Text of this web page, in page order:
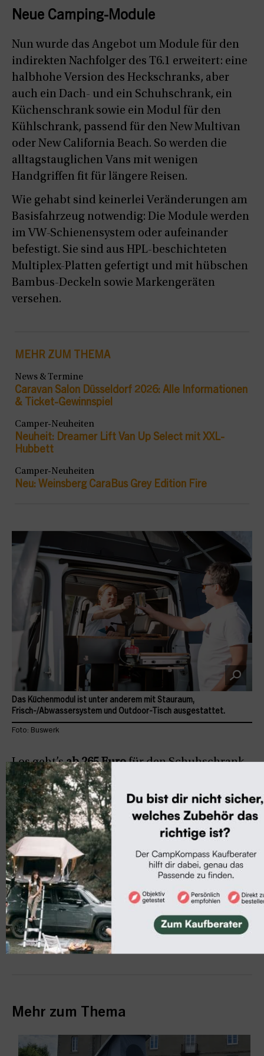
Neue Camping-Module
Nun wurde das Angebot um Module für den
indirekten Nachfolger des T6.1 erweitert: eine
halbhohe Version des Heckschranks, aber
auch ein Dach- und ein Schuhschrank, ein
Küchenschrank sowie ein Modul für den
Kühlschrank, passend für den New Multivan
oder New California Beach. So werden die
alltagstauglichen Vans mit wenigen
Handgriffen fit für längere Reisen.
Wie gehabt sind keinerlei Veränderungen am
Basisfahrzeug notwendig: Die Module werden
im VW-Schienensystem oder aufeinander
befestigt. Sie sind aus HPL-beschichteten
Multiplex-Platten gefertigt und mit hübschen
Bambus-Deckeln sowie Markengeräten
versehen.
MEHR ZUM THEMA
News & Termine
Caravan Salon Düsseldorf 2026: Alle Informationen
& Ticket-Gewinnspiel
Camper-Neuheiten
Neuheit: Dreamer Lift Van Up Select mit XXL-
Hubbett
Camper-Neuheiten
Neu: Weinsberg CaraBus Grey Edition Fire
Das Küchenmodul ist unter anderem mit Stauraum,
Frisch-/Abwassersystem und Outdoor-Tisch ausgestattet.
Foto: Buswerk
Los geht’sab 265 Eurofür den Schuhschrank.
Mehr zum Thema